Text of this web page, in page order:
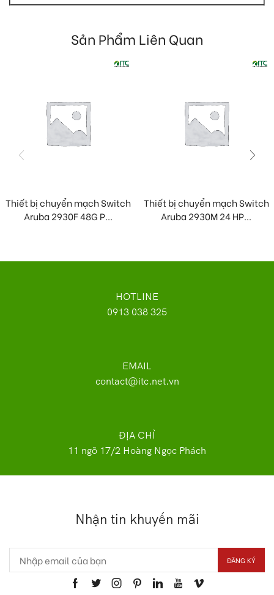
Sản Phẩm Liên Quan
Thiết bị chuyển mạch Switch
Aruba 2930F 48G P...
Thiết bị chuyển mạch Switch
Aruba 2930M 24 HP...
HOTLINE
0913 038 325
EMAIL
contact@itc.net.vn
ĐỊA CHỈ
11 ngõ 17/2 Hoàng Ngọc Phách
Nhận tin khuyến mãi